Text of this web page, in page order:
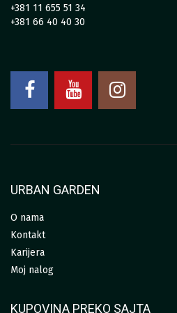
+381 11 655 51 34
+381 66 40 40 30
URBAN GARDEN
O nama
Kontakt
Karijera
Moj nalog
KUPOVINA PREKO SAJTA